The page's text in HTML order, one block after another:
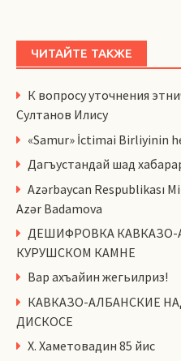
ЧИТАЙТЕ ТАКЖЕ
К вопросу уточнения
Султанов Илису
«Samur» İctimai Birliyinin
Дагъустандай шад
Azərbaycan Respublikası
Azər Badamova
ДЕШИФРОВКА
КУРУШСКОМ КАМНЕ
Вар ахъайин жегьилриз!
КАВКАЗО-АЛБАНСКИЕ
ДИСКОСЕ
Х. Хаметовадин 85 йис